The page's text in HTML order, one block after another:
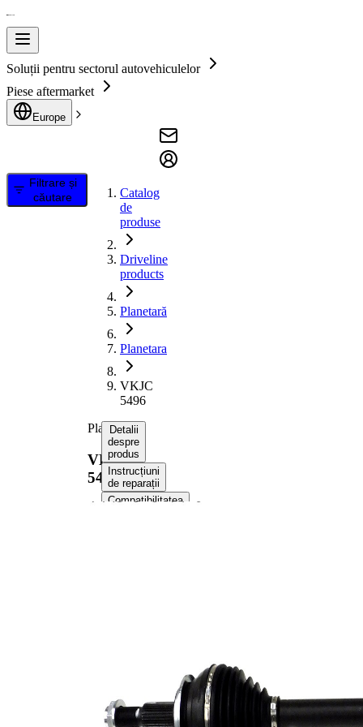
Soluții pentru sectorul autovehiculelor
Piese aftermarket
Europe
Filtrare și
căutare
Catalog
de
produse
Driveline
products
Planetară
Planetara
VKJC
5496
Planetara
VKJC
5496
Detalii
despre
produs
Instrucțiuni
de reparații
Compatibilitatea
parte roata
30
Dantura